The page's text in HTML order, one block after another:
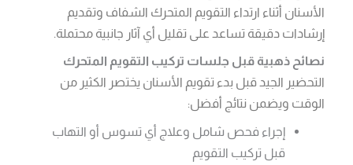
الأسنان أثناء ارتداء التقويم المتحرك الشفاف وتقديم
إرشادات دقيقة تساعد على تقليل أي آثار جانبية محتملة.
نصائح ذهبية قبل جلسات تركيب التقويم المتحرك
التحضير الجيد قبل بدء تقويم الأسنان يختصر الكثير من
الوقت ويضمن نتائج أفضل:
إجراء فحص شامل وعلاج أي تسوس أو التهاب
قبل تركيب التقويم